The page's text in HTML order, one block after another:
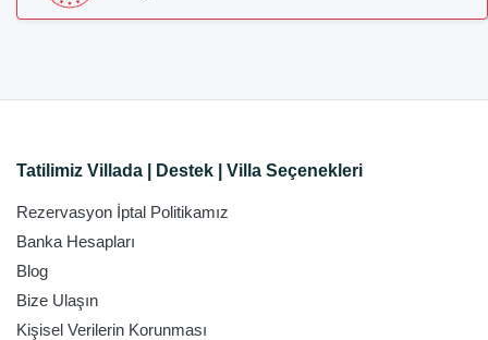
Tatilimiz Villada | Destek | Villa Seçenekleri
Rezervasyon İptal Politikamız
Banka Hesapları
Blog
Bize Ulaşın
Kişisel Verilerin Korunması